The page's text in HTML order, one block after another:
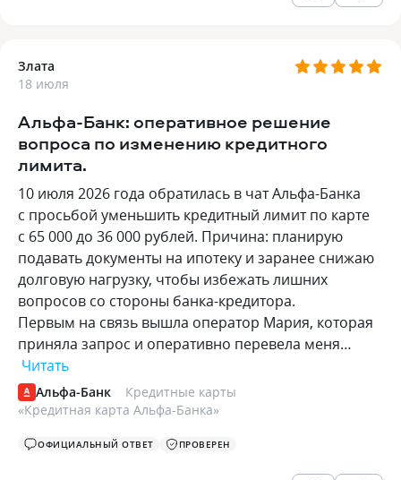
Злата
18 июля
Альфа-Банк: оперативное решение
вопроса по изменению кредитного
лимита.
10 июля 2026 года обратилась в чат Альфа-Банка
с просьбой уменьшить кредитный лимит по карте
с 65 000 до 36 000 рублей. Причина: планирую
подавать документы на ипотеку и заранее снижаю
долговую нагрузку, чтобы избежать лишних
вопросов со стороны банка-кредитора.
Первым на связь вышла оператор Мария, которая
приняла запрос и оперативно перевела меня…
Читать
Альфа-Банк
Кредитные карты
«Кредитная карта Альфа-Банка»
ОФИЦИАЛЬНЫЙ ОТВЕТ ПРОВЕРЕН